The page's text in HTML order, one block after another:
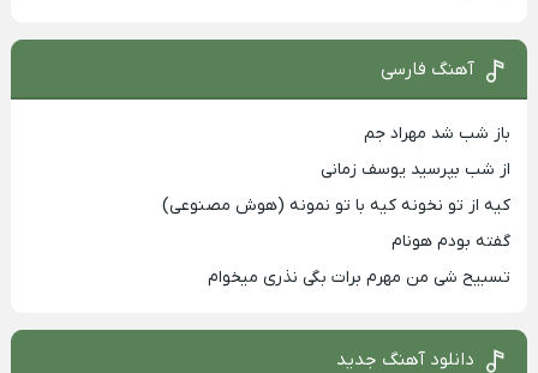
آهنگ فارسی
باز شب شد مهراد جم
از شب بپرسید یوسف زمانی
کیه از تو نخونه کیه با تو نمونه (هوش مصنوعی)
گفته بودم هونام
تسبیح شی من مهرم برات بگی نذری میخوام
دانلود آهنگ جدید